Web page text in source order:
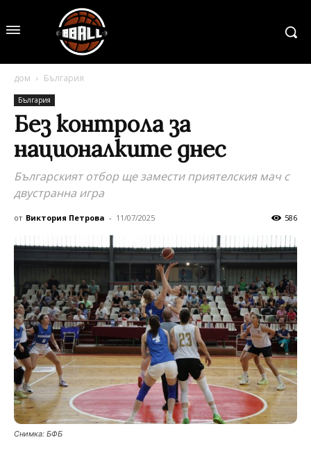
дом България
България
Без контрола за
националките днес
Българският отбор ще замести приятелския мач с
двустранна игра
от Виктория Петрова - 11/07/2025 586
Снимка: БФБ